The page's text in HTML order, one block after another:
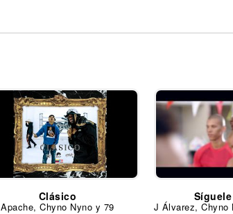
Clásico
Apache, Chyno Nyno y 79